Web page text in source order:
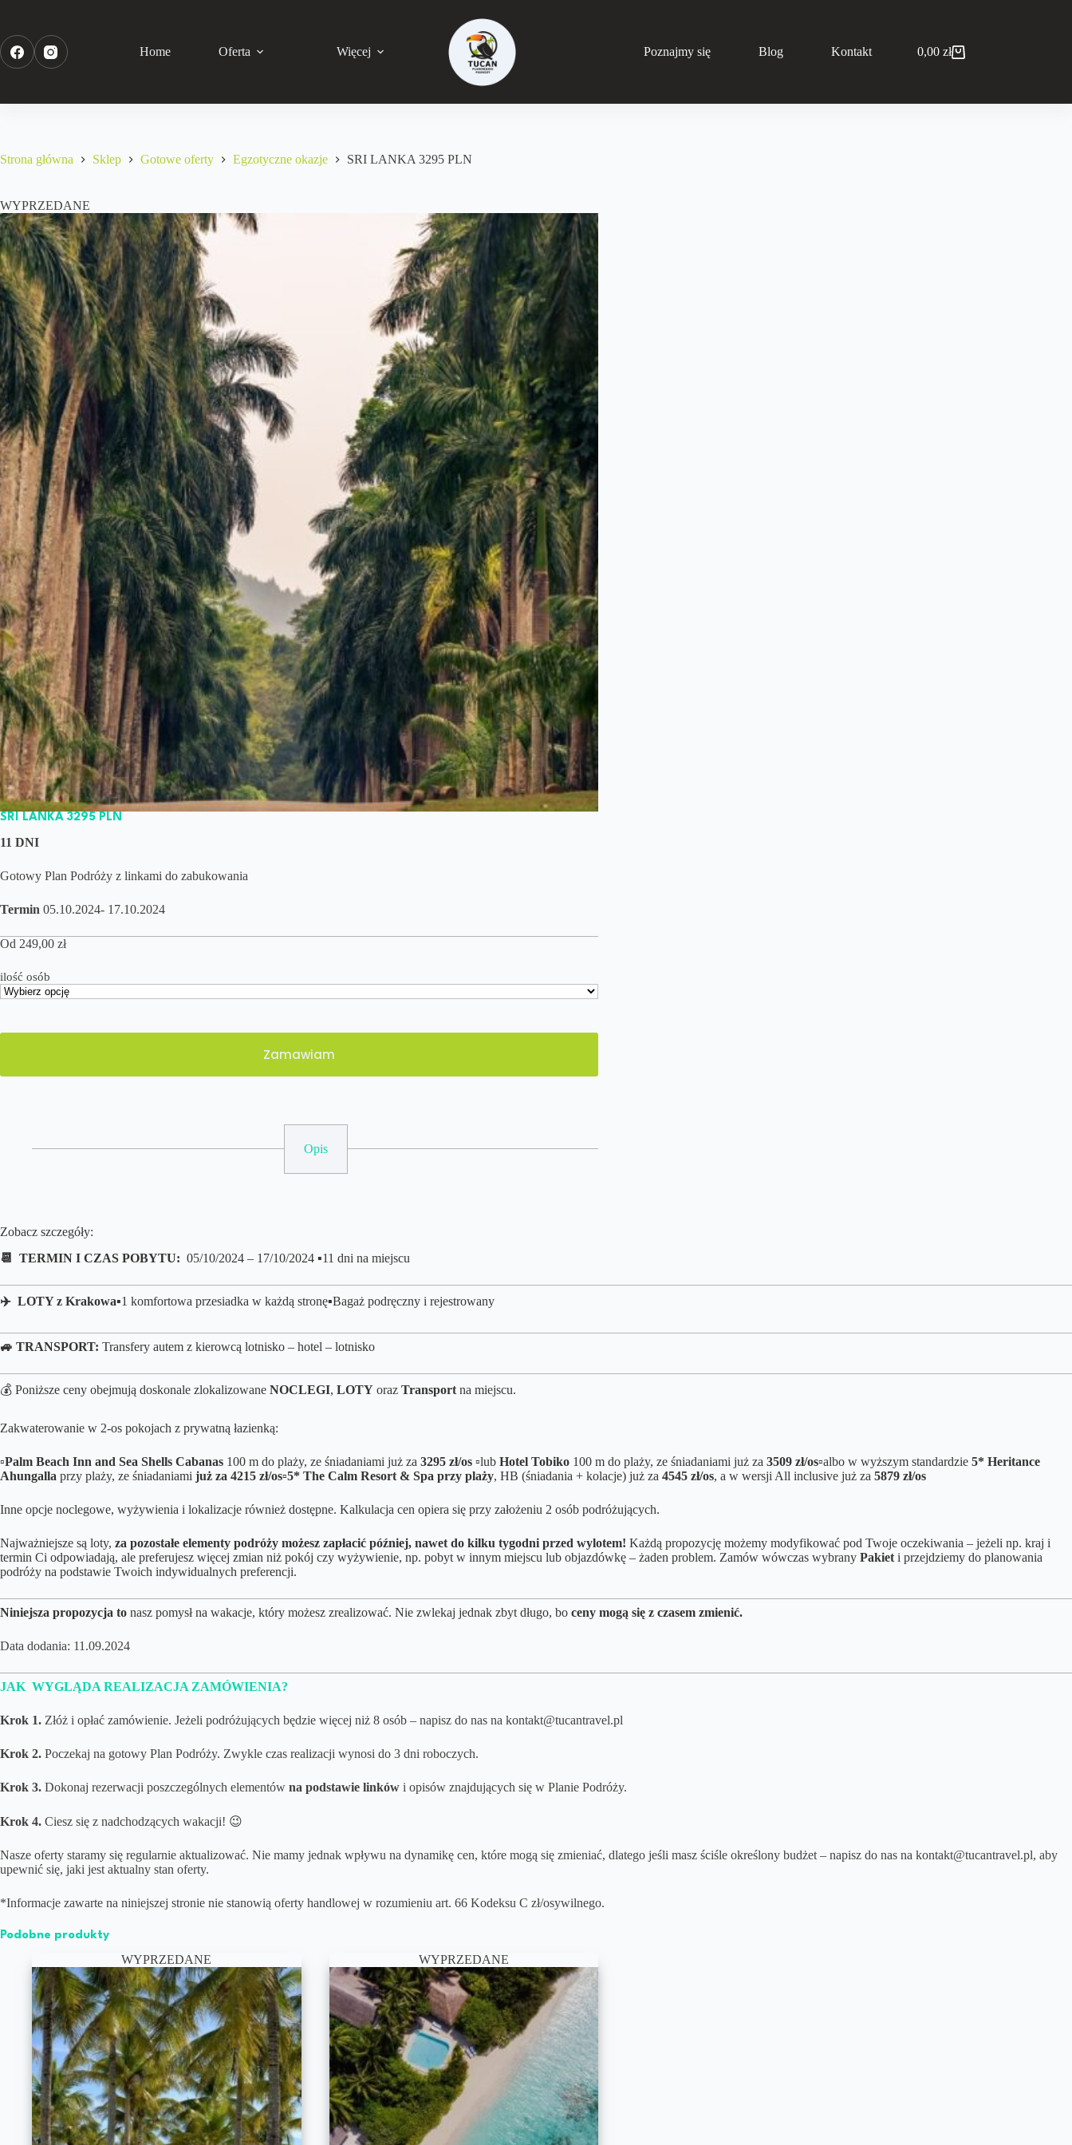
Home Oferta Więcej Poznajmy się Blog Kontakt 0,00 zł
Strona główna Sklep Gotowe oferty Egzotyczne okazje SRI LANKA 3295 PLN
WYPRZEDANE
SRI LANKA 3295 PLN
11 DNI
Gotowy Plan Podróży z linkami do zabukowania
Termin 05.10.2024- 17.10.2024
Od 249,00 zł
ilość osób
Zamawiam
Opis
Zobacz szczegóły:
📆 TERMIN I CZAS POBYTU: 05/10/2024 – 17/10/2024 ▪️11 dni na miejscu
✈️ LOTY z Krakowa▪️1 komfortowa przesiadka w każdą stronę▪️Bagaż podręczny i rejestrowany
🚙 TRANSPORT: Transfery autem z kierowcą lotnisko – hotel – lotnisko
💰 Poniższe ceny obejmują doskonale zlokalizowane NOCLEGI, LOTY oraz Transport na miejscu.
Zakwaterowanie w 2-os pokojach z prywatną łazienką:
▫️Palm Beach Inn and Sea Shells Cabanas 100 m do plaży, ze śniadaniami już za 3295 zł/os ▫️lub Hotel Tobiko 100 m do plaży, ze śniadaniami już za 3509 zł/os▫️albo w wyższym standardzie 5* Heritance
Ahungalla przy plaży, ze śniadaniami już za 4215 zł/os▫️5* The Calm Resort & Spa przy plaży, HB (śniadania + kolacje) już za 4545 zł/os, a w wersji All inclusive już za 5879 zł/os
Inne opcje noclegowe, wyżywienia i lokalizacje również dostępne. Kalkulacja cen opiera się przy założeniu 2 osób podróżujących.
Najważniejsze są loty, za pozostałe elementy podróży możesz zapłacić później, nawet do kilku tygodni przed wylotem! Każdą propozycję możemy modyfikować pod Twoje oczekiwania – jeżeli np. kraj i
termin Ci odpowiadają, ale preferujesz więcej zmian niż pokój czy wyżywienie, np. pobyt w innym miejscu lub objazdówkę – żaden problem. Zamów wówczas wybrany Pakiet i przejdziemy do planowania
podróży na podstawie Twoich indywidualnych preferencji.
Niniejsza propozycja to nasz pomysł na wakacje, który możesz zrealizować. Nie zwlekaj jednak zbyt długo, bo ceny mogą się z czasem zmienić.
Data dodania: 11.09.2024
JAK WYGLĄDA REALIZACJA ZAMÓWIENIA?
Krok 1. Złóż i opłać zamówienie. Jeżeli podróżujących będzie więcej niż 8 osób – napisz do nas na kontakt@tucantravel.pl
Krok 2. Poczekaj na gotowy Plan Podróży. Zwykle czas realizacji wynosi do 3 dni roboczych.
Krok 3. Dokonaj rezerwacji poszczególnych elementów na podstawie linków i opisów znajdujących się w Planie Podróży.
Krok 4. Ciesz się z nadchodzących wakacji! 😉
Nasze oferty staramy się regularnie aktualizować. Nie mamy jednak wpływu na dynamikę cen, które mogą się zmieniać, dlatego jeśli masz ściśle określony budżet – napisz do nas na kontakt@tucantravel.pl, aby
upewnić się, jaki jest aktualny stan oferty.
*Informacje zawarte na niniejszej stronie nie stanowią oferty handlowej w rozumieniu art. 66 Kodeksu C zł/osywilnego.
Podobne produkty
WYPRZEDANE WYPRZEDANE